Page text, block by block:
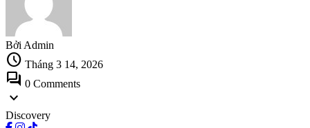
Bởi Admin
schedule Tháng 3 14, 2026
forum 0 Comments
expand_more
Discovery